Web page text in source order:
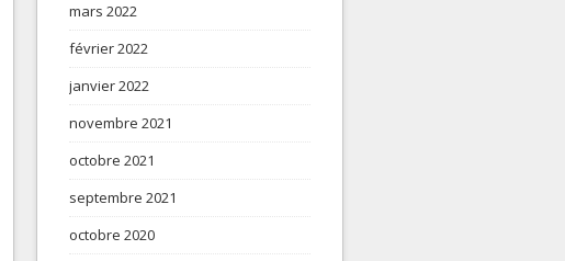
mars 2022
février 2022
janvier 2022
novembre 2021
octobre 2021
septembre 2021
octobre 2020